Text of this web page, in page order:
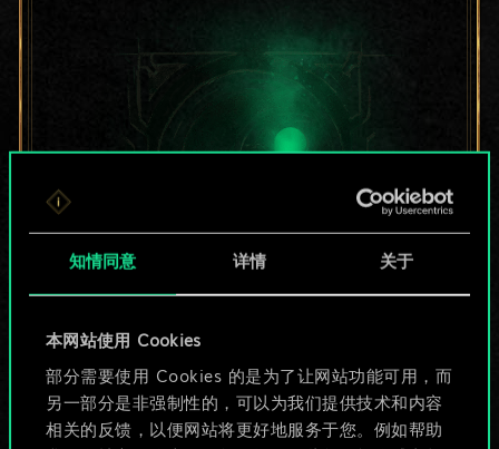
知情同意 详情 关于
本网站使用 Cookies
部分需要使用 Cookies 的是为了让网站功能可用，而
另一部分是非强制性的，可以为我们提供技术和内容
相关的反馈，以便网站将更好地服务于您。例如帮助
目前只是分享了一套
牌，但能做的不止这
些！